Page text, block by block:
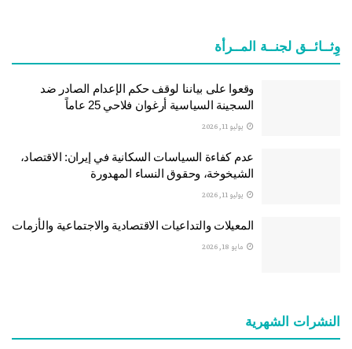
وِثــائــق لجنــة المــرأة
وقعوا على بياننا لوقف حكم الإعدام الصادر ضد
السجينة السياسية أرغوان فلاحي 25 عاماً
يوليو 11, 2026
عدم كفاءة السياسات السكانية في إيران: الاقتصاد،
الشيخوخة، وحقوق النساء المهدورة
يوليو 11, 2026
المعيلات والتداعيات الاقتصادية والاجتماعية والأزمات
مايو 18, 2026
النشرات الشهریة